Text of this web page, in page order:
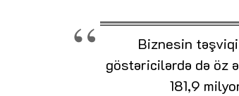
Biznesin
göstəricilərdə də öz
181,9